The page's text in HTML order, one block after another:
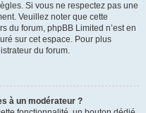
Si vous ne respectez pas une
Veuillez noter que cette
du forum, phpBB Limited n’est en
sur cet espace. Pour plus
du forum.
à un modérateur ?